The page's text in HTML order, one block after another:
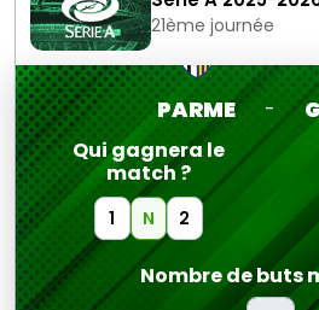
21ème journée
PARME -
Qui gagnera le
match ?
1 N 2
Nombre de buts